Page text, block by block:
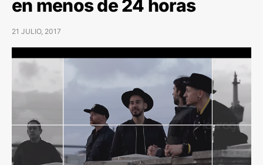
en menos de 24 horas
21 JULIO, 2017